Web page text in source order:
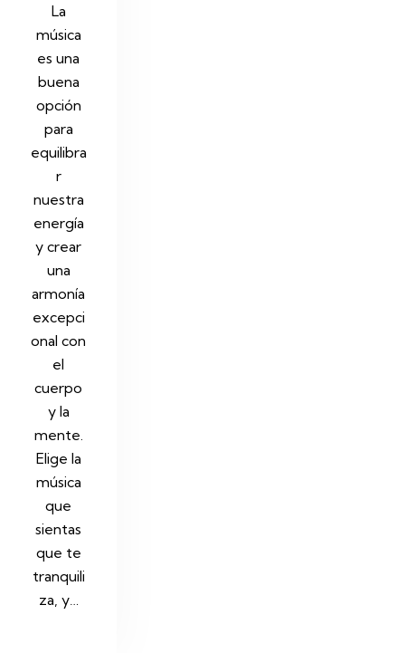
La
música
es una
buena
opción
para
equilibra
r
nuestra
energía
y crear
una
armonía
excepci
onal con
el
cuerpo
y la
mente.
Elige la
música
que
sientas
que te
tranquili
za, y…